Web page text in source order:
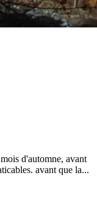
d'automne, avant
avant que la...